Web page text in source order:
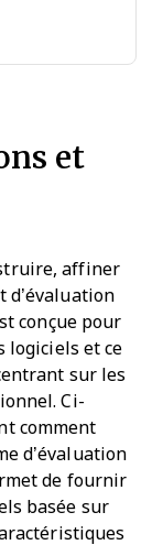
et
affiner
d’évaluation
conçue pour
logiciels et ce
sur les
Ci-
comment
d’évaluation
de fournir
basée sur